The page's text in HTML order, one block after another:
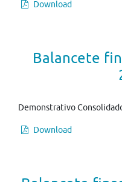
Download
Balancete
Demonstrativo
Download